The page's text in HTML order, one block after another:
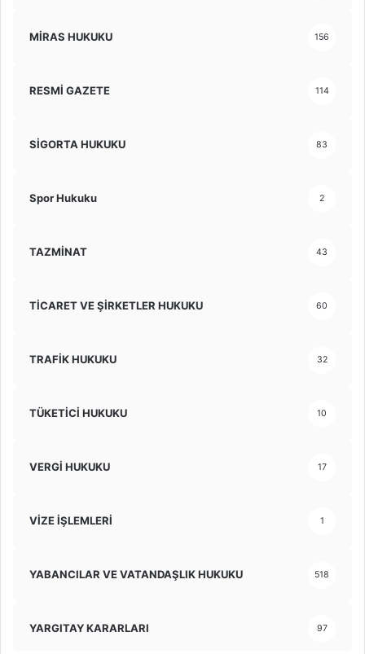
MİRAS HUKUKU 156
RESMİ GAZETE 114
SİGORTA HUKUKU 83
Spor Hukuku 2
TAZMİNAT 43
TİCARET VE ŞİRKETLER HUKUKU 60
TRAFİK HUKUKU 32
TÜKETİCİ HUKUKU 10
VERGİ HUKUKU 17
VİZE İŞLEMLERİ 1
YABANCILAR VE VATANDAŞLIK HUKUKU 518
YARGITAY KARARLARI 97